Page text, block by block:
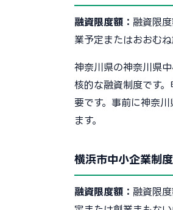
融資限度額： 融資限
業予定またはおおむ
神奈川県の神奈川県
核的な融資制度です
要です。事前に神奈
ます。
横浜市中小企業制
融資限度額： 融資限